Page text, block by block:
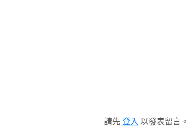
請先 登入 以發表留言。